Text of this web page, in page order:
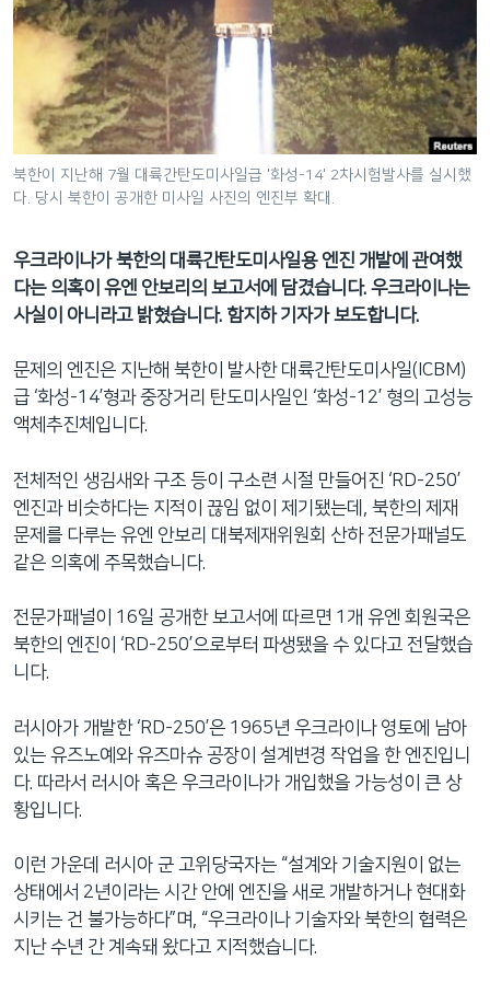
메
인
션
으
이
동
검
으
로
이
북한이 지난해 7월 대륙간탄도미사일급 '화성-14' 2차시험발사를 실시했
다. 당시 북한이 공개한 미사일 사진의 엔진부 확대.
우크라이나가 북한의 대륙간탄도미사일용 엔진 개발에 관여했
다는 의혹이 유엔 안보리의 보고서에 담겼습니다. 우크라이나는
사실이 아니라고 밝혔습니다. 함지하 기자가 보도합니다.
문제의 엔진은 지난해 북한이 발사한 대륙간탄도미사일(ICBM)
급 ‘화성-14’형과 중장거리 탄도미사일인 ‘화성-12’ 형의 고성능
액체추진체입니다.
전체적인 생김새와 구조 등이 구소련 시절 만들어진 ‘RD-250’
엔진과 비슷하다는 지적이 끊임 없이 제기됐는데, 북한의 제재
문제를 다루는 유엔 안보리 대북제재위원회 산하 전문가패널도
같은 의혹에 주목했습니다.
전문가패널이 16일 공개한 보고서에 따르면 1개 유엔 회원국은
북한의 엔진이 ‘RD-250’으로부터 파생됐을 수 있다고 전달했습
니다.
러시아가 개발한 ‘RD-250’은 1965년 우크라이나 영토에 남아
있는 유즈노예와 유즈마슈 공장이 설계변경 작업을 한 엔진입니
다. 따라서 러시아 혹은 우크라이나가 개입했을 가능성이 큰 상
황입니다.
이런 가운데 러시아 군 고위당국자는 “설계와 기술지원이 없는
상태에서 2년이라는 시간 안에 엔진을 새로 개발하거나 현대화
시키는 건 불가능하다”며, “우크라이나 기술자와 북한의 협력은
지난 수년 간 계속돼 왔다고 지적했습니다.